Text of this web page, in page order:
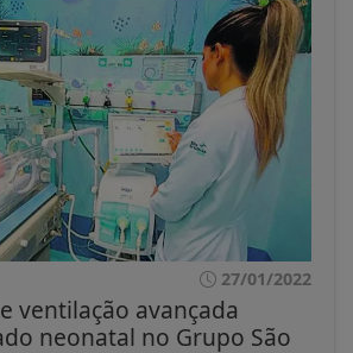
27/01/2022
ventilação avançada
neonatal no Grupo São